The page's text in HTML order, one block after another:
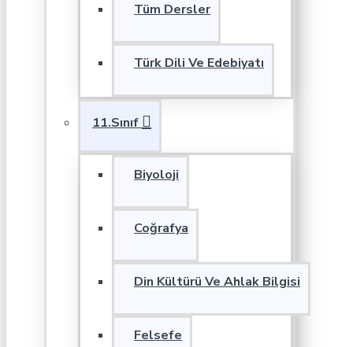
Tüm Dersler
Türk Dili Ve Edebiyatı
11.Sınıf
Biyoloji
Coğrafya
Din Kültürü Ve Ahlak Bilgisi
Felsefe